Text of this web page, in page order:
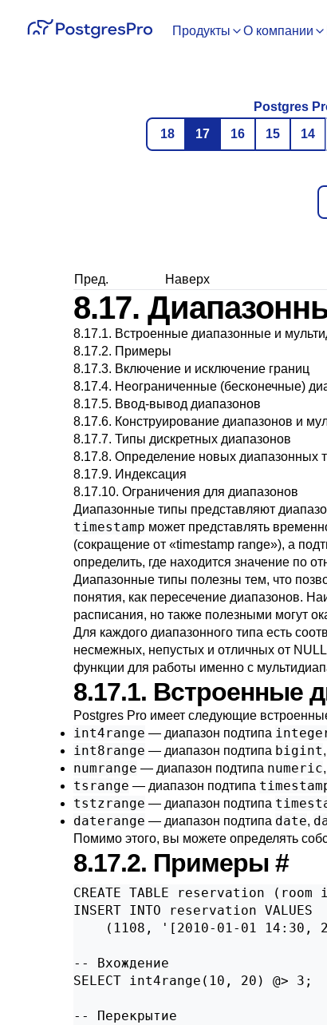
Продукты О компании
Postgres
18
17 16 15 14
Пред.
Наверх
8.17.
8.17.1. Встроенные диапазонные и
8.17.2. Примеры
8.17.3. Включение и исключение границ
8.17.4. Неограниченные (бесконечные)
8.17.5. Ввод-вывод диапазонов
8.17.6. Конструирование диапазонов и
8.17.7. Типы дискретных диапазонов
8.17.8. Определение новых диапазонных
8.17.9. Индексация
8.17.10. Ограничения для диапазонов
Диапазонные типы представляют
timestamp может представлять
(сокращение от «timestamp range»), а
определить, где находится значение по
Диапазонные типы полезны тем, что
понятия, как пересечение диапазонов.
расписания, но также полезными могут
Для каждого диапазонного типа есть
несмежных, непустых и отличных от
функции для работы именно с
8.17.1. Встроенные
Postgres Pro имеет следующие
int4range — диапазон подтипа
int8range — диапазон подтипа bigint,
numrange — диапазон подтипа numeric,
tsrange — диапазон подтипа
tstzrange — диапазон подтипа
daterange — диапазон подтипа date,
Помимо этого, вы можете определять
8.17.2. Примеры #
CREATE TABLE reservation
INSERT INTO reservation VALUES
(1108, '[2010-01-01 14:30,
-- Вхождение
SELECT int4range(10, 20) @> 3;
-- Перекрытие